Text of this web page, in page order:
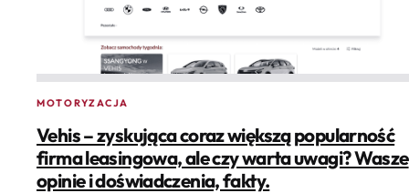
MOTORYZACJA
Vehis – zyskująca coraz większą popularność
firma leasingowa, ale czy warta uwagi? Wasze
opinie i doświadczenia, fakty.